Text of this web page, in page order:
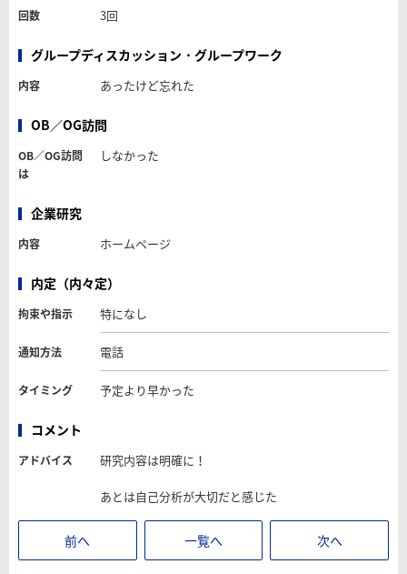
回数 3回
グループディスカッション・グループワーク
内容 あったけど忘れた
OB／OG訪問
OB／OG訪問
は
しなかった
企業研究
内容 ホームページ
内定（内々定）
拘束や指示 特になし
通知方法 電話
タイミング 予定より早かった
コメント
アドバイス 研究内容は明確に！
あとは自己分析が大切だと感じた
前へ 一覧へ 次へ